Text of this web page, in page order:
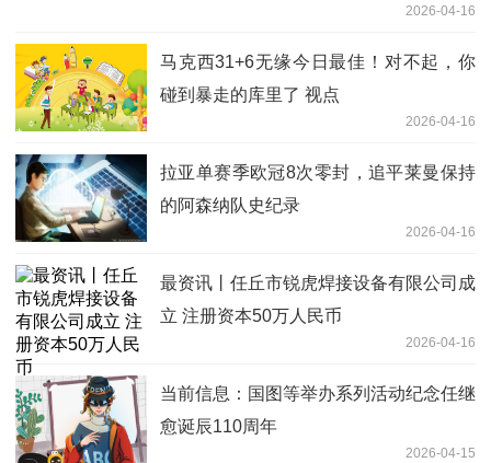
2026-04-16
马克西31+6无缘今日最佳！对不起，你
碰到暴走的库里了 视点
2026-04-16
拉亚单赛季欧冠8次零封，追平莱曼保持
的阿森纳队史纪录
2026-04-16
最资讯丨任丘市锐虎焊接设备有限公司成
立 注册资本50万人民币
2026-04-16
当前信息：国图等举办系列活动纪念任继
愈诞辰110周年
2026-04-15